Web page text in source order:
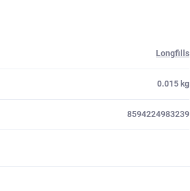
Longfills
0.015 kg
8594224983239